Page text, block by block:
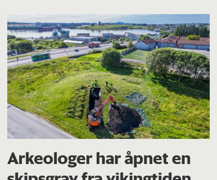
Arkeologer har åpnet en